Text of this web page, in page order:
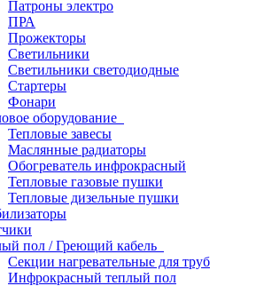
Патроны электро
ПРА
Прожекторы
Светильники
Светильники светодиодные
Стартеры
Фонари
оборудование
Тепловые завесы
Маслянные радиаторы
Обогреватель инфрокрасный
Тепловые газовые пушки
Тепловые дизельные пушки
пол / Греющий кабель
Секции нагревательные для труб
Инфрокрасный теплый пол